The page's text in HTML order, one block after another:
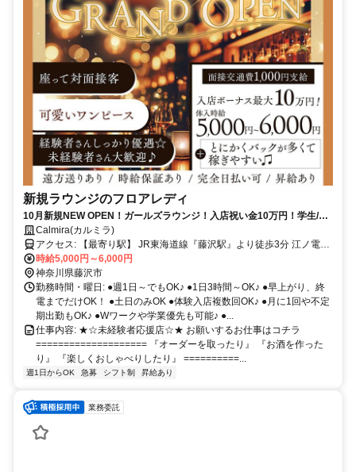
新規ラウンジのフロアレディ
10月新規NEW OPEN！ガールズラウンジ！入店祝い金10万円！学生/未
経験／移籍／復帰すべて歓迎！
Calmira(カルミラ)
アクセス: 【最寄り駅】 JR東海道線『藤沢駅』より徒歩3分 江ノ電
『藤沢駅』より徒歩3分
時給5,000円～6,000円
神奈川県藤沢市
勤務時間・曜日: ●週1日～でもOK♪ ●1日3時間～OK♪ ●早上がり、終
電までだけOK！ ●土日のみOK ●体験入店複数回OK♪ ●月に1回や不定
期出勤もOK♪ ●Wワークや学業優先も可能♪ ●...
仕事内容: ★☆未経験者応援店☆★ お願いするお仕事はコチラ
==================== 『オーダーを取ったり』 『お酒を作った
り』 『楽しくおしゃべりしたり』 ==========...
週1日からOK 急募 シフト制 昇給あり
業務委託